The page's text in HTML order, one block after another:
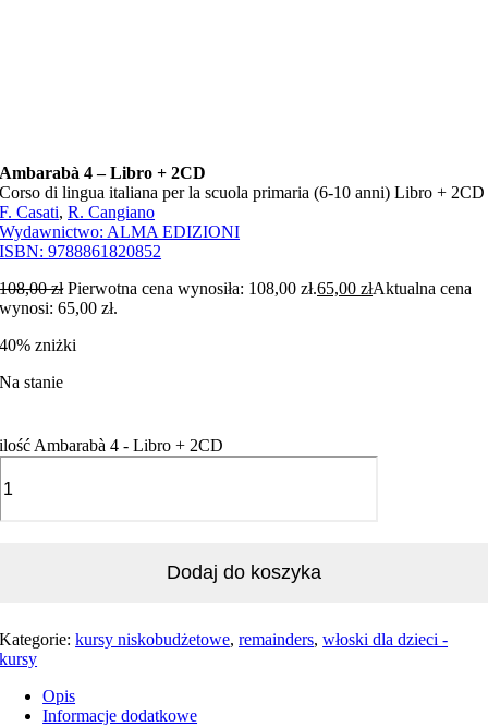
Ambarabà 4 – Libro + 2CD
Corso di lingua italiana per la scuola primaria (6-10 anni) Libro + 2CD
F. Casati,R. Cangiano
Wydawnictwo: ALMA EDIZIONI
ISBN:9788861820852
108,00zł Pierwotna cena wynosiła: 108,00 zł.65,00złAktualna cena
wynosi: 65,00 zł.
40% zniżki
Na stanie
ilość Ambarabà 4 - Libro + 2CD
Dodaj do koszyka
Kategorie:kursy niskobudżetowe,remainders,włoski dla dzieci -
kursy
Opis
Informacje dodatkowe